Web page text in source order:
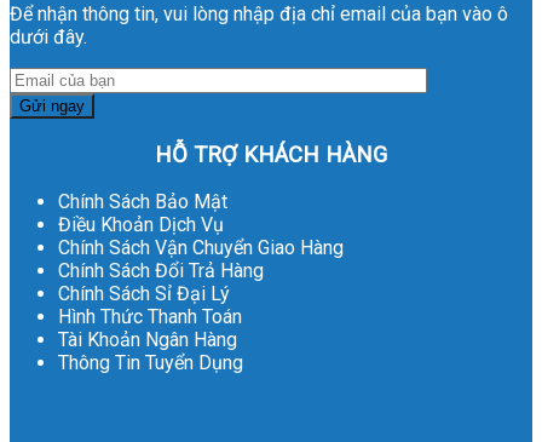
Để nhận thông tin, vui lòng nhập địa chỉ email của bạn vào ô
dưới đây.
HỖ TRỢ KHÁCH HÀNG
Chính Sách Bảo Mật
Điều Khoản Dịch Vụ
Chính Sách Vận Chuyển Giao Hàng
Chính Sách Đổi Trả Hàng
Chính Sách Sỉ Đại Lý
Hình Thức Thanh Toán
Tài Khoản Ngân Hàng
Thông Tin Tuyển Dụng